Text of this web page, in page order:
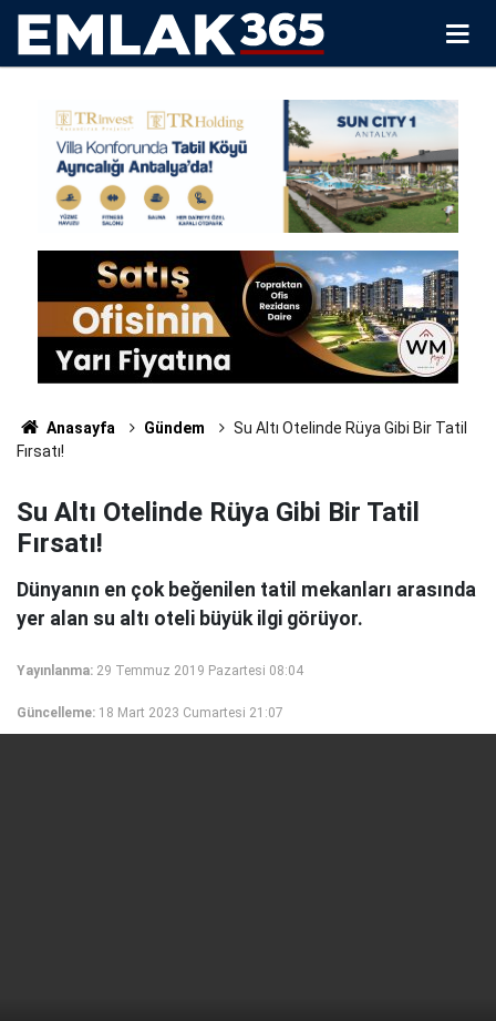
Anasayfa Gündem
Su Altı Otelinde Rüya Gibi Bir Tatil
Fırsatı!
Su Altı Otelinde Rüya Gibi Bir Tatil
Fırsatı!
Dünyanın en çok beğenilen tatil mekanları arasında
yer alan su altı oteli büyük ilgi görüyor.
Yayınlanma: 29 Temmuz 2019 Pazartesi 08:04
Güncelleme: 18 Mart 2023 Cumartesi 21:07